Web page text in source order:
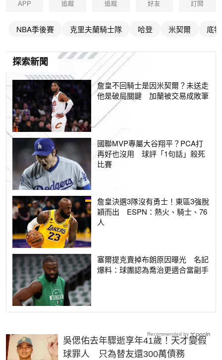
APP 追蹤 追蹤 好友 訂閱
NBA季後賽 克里夫蘭騎士隊 哈登 米契爾 底
探索新聞
詹皇不回騎士是因米契爾？未送走
他是破局關鍵 加蘭被交易成敗筆
國聯MVP專屬大谷翔平？PCA打
再好也沒用 球評「1句話」殺死
比賽
詹皇決選3隊沒有勇士！東區3強脫
穎而出 ESPN：熱火、騎士、76
人
塞爾提克賣掉布朗原因曝光 名記
爆料：球團認為喬治更適合當副手
吳偲佑去年驟逝享年41歲！天才變假
球罪人 只為替友還300萬債務
Recommended by